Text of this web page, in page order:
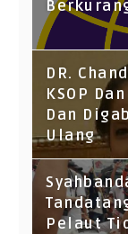
DR.
KSOP
Dan
Ulang
Pelaut